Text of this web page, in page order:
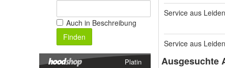
Auch in Beschreibung
Finden
Platin
Service aus
Service aus
Ausgesuchte